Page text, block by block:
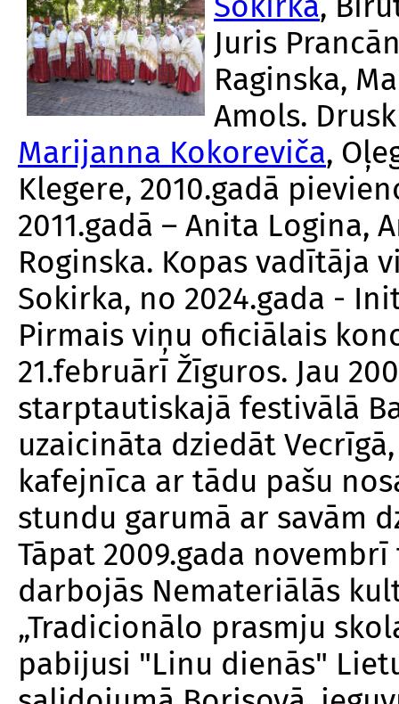
Juris
Raginska,
Amols.
Marijanna Kokoreviča,
Klegere, 2010.gadā
2011.gadā – Anita Logina,
Roginska. Kopas vadītāja
Sokirka, no 2024.gada -
Pirmais viņu oficiālais
21.februārī Žīguros. Jau
starptautiskajā festivālā
uzaicināta dziedāt
kafejnīca ar tādu pašu
stundu garumā ar savām
Tāpat 2009.gada
darbojās Nemateriālās
„Tradicionālo prasmju
pabijusi "Linu dienās"